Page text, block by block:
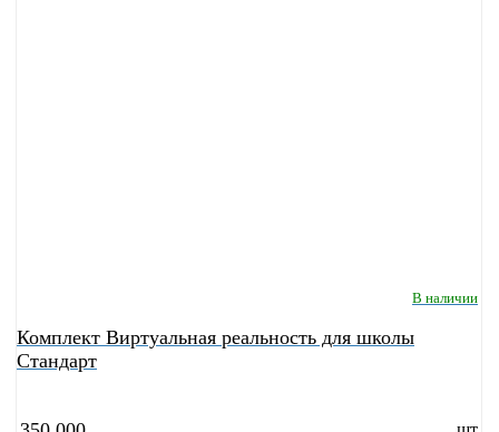
В наличии
Комплект Виртуальная реальность для школы
Стандарт